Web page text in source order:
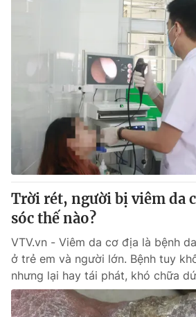
Trời rét, người bị viêm da
sóc thế nào?
VTV.vn - Viêm da cơ địa là bệnh
ở trẻ em và người lớn. Bệnh tuy
nhưng lại hay tái phát, khó chữa